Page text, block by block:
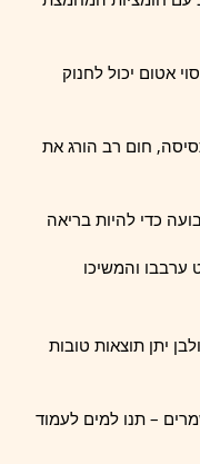
אטום יכול לחנוק
חום רב הורג את
כדי להיות בריאה
ערבבו והמשיכו
יתן תוצאות טובות
– תנו למים לעמוד